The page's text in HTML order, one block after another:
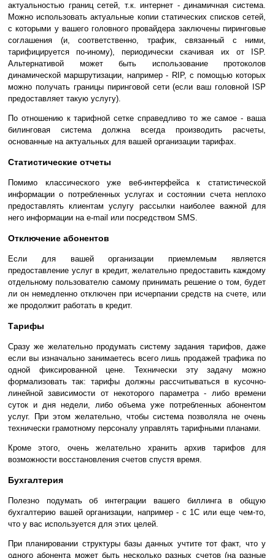
актуальностью границ сетей, т.к. интернет - динамичная система.
Можно использовать актуальные копии статических списков сетей,
с которыми у вашего головного провайдера заключены пиринговые
соглашения (и, соответственно, трафик, связанный с ними,
тарифицируется по-иному), периодически скачивая их от ISP.
Альтернативой может быть использование протоколов
динамической маршрутизации, например - RIP, с помощью которых
можно получать границы пиринговой сети (если ваш головной ISP
предоставляет такую услугу).
По отношению к тарифной сетке справедливо то же самое - ваша
билинговая система должна всегда производить расчеты,
основанные на актуальных для вашей организации тарифах.
Статистические отчеты
Помимо классического уже веб-интерфейса к статистической
информации о потребленных услугах и состоянии счета неплохо
предоставлять клиентам услугу рассылки наиболее важной для
него информации на e-mail или посредством SMS.
Отключение абонентов
Если для вашей организации приемлемым является
предоставление услуг в кредит, желательно предоставить каждому
отдельному пользователю самому принимать решение о том, будет
ли он немедленно отключен при исчерпании средств на счете, или
же продолжит работать в кредит.
Тарифы
Сразу же желательно продумать систему задания тарифов, даже
если вы изначально занимаетесь всего лишь продажей трафика по
одной фиксированной цене. Технически эту задачу можно
формализовать так: тарифы должны рассчитываться в кусочно-
линейной зависимости от некоторого параметра - либо времени
суток и дня недели, либо объема уже потребленных абонентом
услуг. При этом желательно, чтобы система позволяла не очень
технически грамотному персоналу управлять тарифными планами.
Кроме этого, очень желательно хранить архив тарифов для
возможности восстановления счетов спустя время.
Бухгалтерия
Полезно подумать об интеграции вашего биллинга в общую
бухгалтерию вашей организации, например - с 1С или еще чем-то,
что у вас используется для этих целей.
При планировании структуры базы данных учтите тот факт, что у
одного абонента может быть несколько разных счетов (на разные